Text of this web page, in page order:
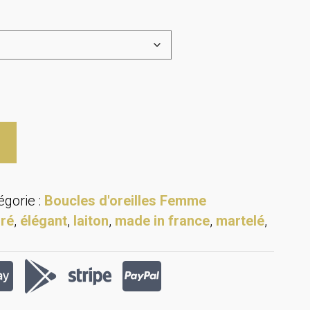
: Boucles d'oreilles Femme
, élégant, laiton, made in france, martelé,